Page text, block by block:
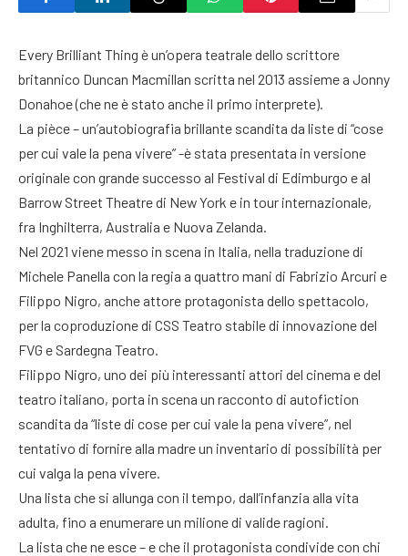
Every Brilliant Thing è un’opera teatrale dello scrittore
britannico Duncan Macmillan scritta nel 2013 assieme a Jonny
Donahoe (che ne è stato anche il primo interprete).
La pièce – un’autobiografia brillante scandita da liste di “cose
per cui vale la pena vivere” -è stata presentata in versione
originale con grande successo al Festival di Edimburgo e al
Barrow Street Theatre di New York e in tour internazionale,
fra Inghilterra, Australia e Nuova Zelanda.
Nel 2021 viene messo in scena in Italia, nella traduzione di
Michele Panella con la regia a quattro mani di Fabrizio Arcuri e
Filippo Nigro, anche attore protagonista dello spettacolo,
per la coproduzione di CSS Teatro stabile di innovazione del
FVG e Sardegna Teatro.
Filippo Nigro, uno dei più interessanti attori del cinema e del
teatro italiano, porta in scena un racconto di autofiction
scandita da “liste di cose per cui vale la pena vivere”, nel
tentativo di fornire alla madre un inventario di possibilità per
cui valga la pena vivere.
Una lista che si allunga con il tempo, dall’infanzia alla vita
adulta, fino a enumerare un milione di valide ragioni.
La lista che ne esce – e che il protagonista condivide con chi